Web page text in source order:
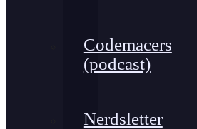
Codemacers
(podcast)
Nerdsletter